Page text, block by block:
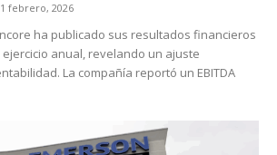
febrero, 2026
ha publicado sus resultados financieros
anual, revelando un ajuste
La compañía reportó un EBITDA